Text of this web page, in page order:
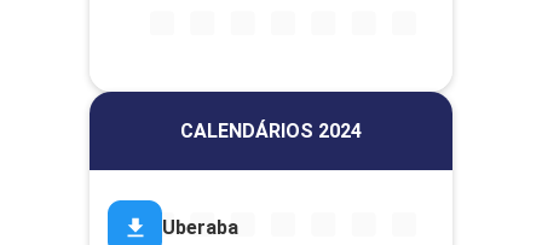
CALENDÁRIOS 2024
Uberaba